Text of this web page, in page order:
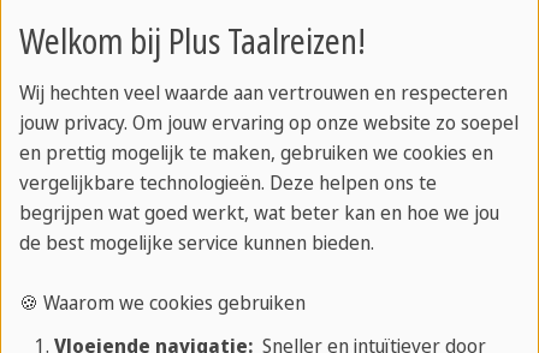
Van Beijing tot Vancouver
Ontdek onze 21 locaties wereldwijd
wordt aangeleverd ?
Welkom bij Plus Taalreizen!
Wij hechten veel waarde aan vertrouwen en respecteren
jouw privacy. Om jouw ervaring op onze website zo soepel
en prettig mogelijk te maken, gebruiken we cookies en
vergelijkbare technologieën. Deze helpen ons te
begrijpen wat goed werkt, wat beter kan en hoe we jou
de best mogelijke service kunnen bieden.
🍪 Waarom we cookies gebruiken
Vloeiende navigatie:Sneller en intuïtiever door